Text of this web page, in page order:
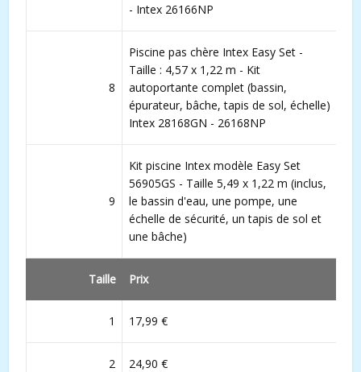
- Intex 26166NP
8
Piscine pas chère Intex Easy Set -
Taille : 4,57 x 1,22 m - Kit
autoportante complet (bassin,
épurateur, bâche, tapis de sol, échelle)
Intex 28168GN - 26168NP
9
Kit piscine Intex modèle Easy Set
56905GS - Taille 5,49 x 1,22 m (inclus,
le bassin d'eau, une pompe, une
échelle de sécurité, un tapis de sol et
une bâche)
Taille Prix
1 17,99 €
2 24,90 €